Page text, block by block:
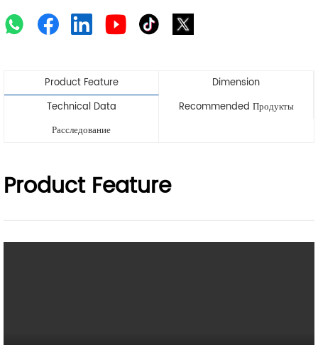
Product Feature
Dimension
Technical Data
Recommended Продукты
Расследование
Product Feature